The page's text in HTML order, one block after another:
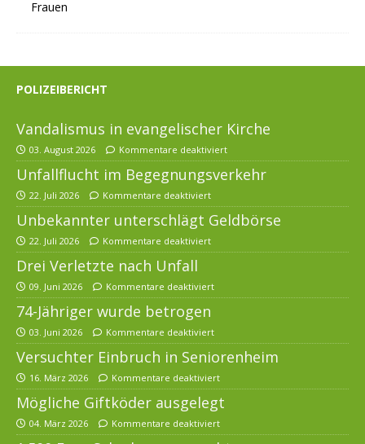
POLIZEIBERICHT
Vandalismus in evangelischer Kirche
03. August 2026 Kommentare deaktiviert
Unfallflucht im Begegnungsverkehr
22. Juli 2026 Kommentare deaktiviert
Unbekannter unterschlägt Geldbörse
22. Juli 2026 Kommentare deaktiviert
Drei Verletzte nach Unfall
09. Juni 2026 Kommentare deaktiviert
74-Jähriger wurde betrogen
03. Juni 2026 Kommentare deaktiviert
Versuchter Einbruch in Seniorenheim
16. März 2026 Kommentare deaktiviert
Mögliche Giftköder ausgelegt
04. März 2026 Kommentare deaktiviert